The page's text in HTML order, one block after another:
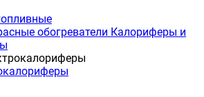
обогреватели Калориферы и